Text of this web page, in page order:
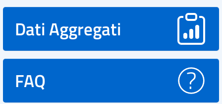
Dati Aggregati
FAQ